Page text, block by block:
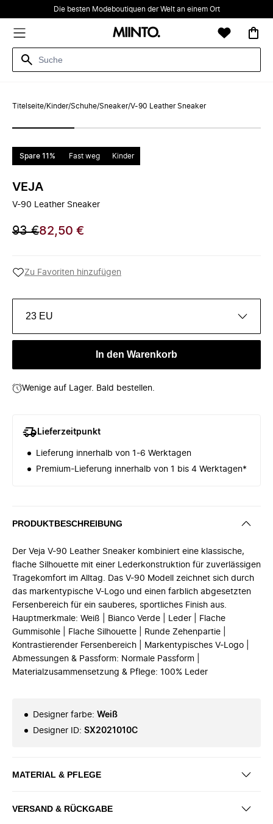
Die besten Modeboutiquen der Welt an einem Ort
Titelseite/Kinder/Schuhe/Sneaker/V-90 Leather Sneaker
Spare 11% Fast weg Kinder
VEJA
V-90 Leather Sneaker
93 €82,50 €
Zu Favoriten hinzufügen
23 EU
In den Warenkorb
Wenige auf Lager. Bald bestellen.
Lieferzeitpunkt
Lieferung innerhalb von 1-6 Werktagen
Premium-Lieferung innerhalb von 1 bis 4 Werktagen*
PRODUKTBESCHREIBUNG
Der Veja V-90 Leather Sneaker kombiniert eine klassische,
flache Silhouette mit einer Lederkonstruktion für zuverlässigen
Tragekomfort im Alltag. Das V-90 Modell zeichnet sich durch
das markentypische V-Logo und einen farblich abgesetzten
Fersenbereich für ein sauberes, sportliches Finish aus.
Hauptmerkmale: Weiß | Bianco Verde | Leder | Flache
Gummisohle | Flache Silhouette | Runde Zehenpartie |
Kontrastierender Fersenbereich | Markentypisches V-Logo |
Abmessungen & Passform: Normale Passform |
Materialzusammensetzung & Pflege: 100% Leder
Designer farbe: Weiß
Designer ID: SX2021010C
MATERIAL & PFLEGE
VERSAND & RÜCKGABE